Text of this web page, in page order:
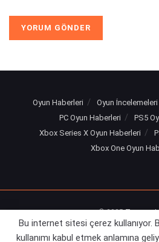
Oyun Haberleri Oyun İncelemeleri
PC Oyun Haberleri
PS5
Xbox Series X Oyun Haberleri
Xbox One Oyun
© 2025Turuncu
Bu internet sitesi çerez kullanıyor.
kullanımı kabul etmek anlamına